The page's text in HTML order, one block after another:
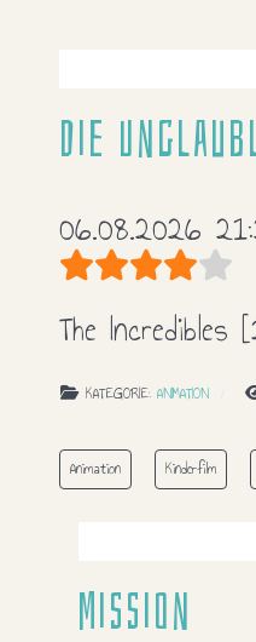
Die
06.08.2026
Bewertung: 4/
The Incredibles
KATEGORIE: ANIMATION
Animation Kinderfilm
Mission